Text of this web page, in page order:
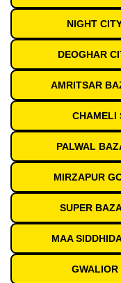
NIGHT
DEOGHAR
AMRITSAR
CHAMELI
PALWAL
MIRZAPUR
SUPER
MAA
GWALIOR